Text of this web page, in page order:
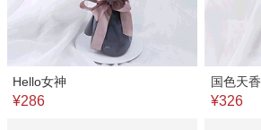
Hello女神
¥286
国色天香
¥326